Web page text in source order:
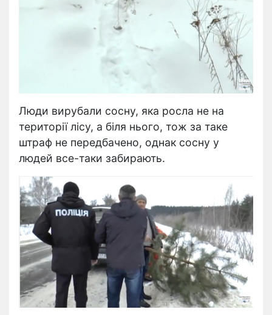
Люди вирубали сосну, яка росла не на
території лісу, а біля нього, тож за таке
штраф не передбачено, однак сосну у
людей все-таки забирають.